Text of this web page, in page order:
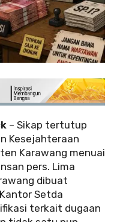
– Sikap tertutup
Kesejahteraan
Karawang menuai
pers. Lima
dibuat
Setda
terkait dugaan